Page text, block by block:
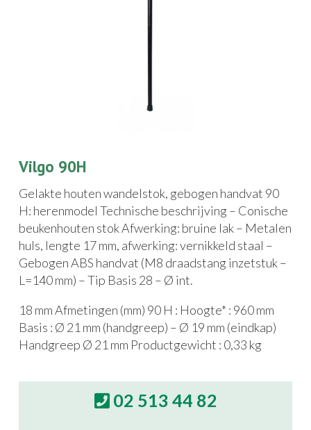
Vilgo 90H
Gelakte houten wandelstok, gebogen handvat 90
H: herenmodel Technische beschrijving – Conische
beukenhouten stok Afwerking: bruine lak – Metalen
huls, lengte 17 mm, afwerking: vernikkeld staal –
Gebogen ABS handvat (M8 draadstang inzetstuk –
L=140 mm) – Tip Basis 28 – Ø int.
18 mm Afmetingen (mm) 90 H : Hoogte* : 960 mm
Basis : Ø 21 mm (handgreep) – Ø 19 mm (eindkap)
Handgreep Ø 21 mm Productgewicht : 0,33 kg
02 513 44 82